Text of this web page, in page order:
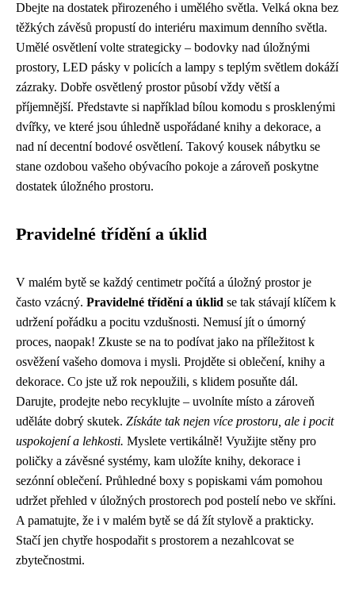
Dbejte na dostatek přirozeného i umělého světla. Velká okna bez
těžkých závěsů propustí do interiéru maximum denního světla.
Umělé osvětlení volte strategicky – bodovky nad úložnými
prostory, LED pásky v policích a lampy s teplým světlem dokáží
zázraky. Dobře osvětlený prostor působí vždy větší a
příjemnější. Představte si například bílou komodu s prosklenými
dvířky, ve které jsou úhledně uspořádané knihy a dekorace, a
nad ní decentní bodové osvětlení. Takový kousek nábytku se
stane ozdobou vašeho obývacího pokoje a zároveň poskytne
dostatek úložného prostoru.
Pravidelné třídění a úklid
V malém bytě se každý centimetr počítá a úložný prostor je
často vzácný. Pravidelné třídění a úklid se tak stávají klíčem k
udržení pořádku a pocitu vzdušnosti. Nemusí jít o úmorný
proces, naopak! Zkuste se na to podívat jako na příležitost k
osvěžení vašeho domova i mysli. Projděte si oblečení, knihy a
dekorace. Co jste už rok nepoužili, s klidem posuňte dál.
Darujte, prodejte nebo recyklujte – uvolníte místo a zároveň
uděláte dobrý skutek. Získáte tak nejen více prostoru, ale i pocit
uspokojení a lehkosti. Myslete vertikálně! Využijte stěny pro
poličky a závěsné systémy, kam uložíte knihy, dekorace i
sezónní oblečení. Průhledné boxy s popiskami vám pomohou
udržet přehled v úložných prostorech pod postelí nebo ve skříni.
A pamatujte, že i v malém bytě se dá žít stylově a prakticky.
Stačí jen chytře hospodařit s prostorem a nezahlcovat se
zbytečnostmi.